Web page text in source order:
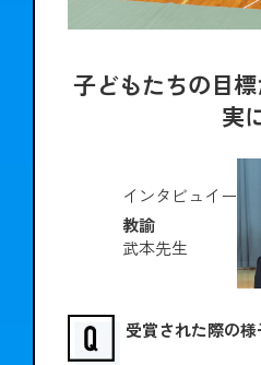
子どもたちの目
実
インタビュイー
教諭
武本先生
受賞された際の様